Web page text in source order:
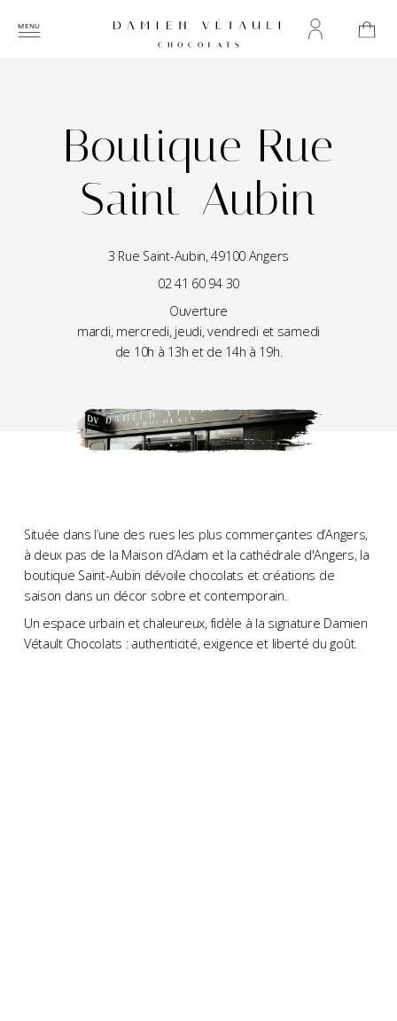
Boutique Rue
Saint-Aubin
3 Rue Saint-Aubin, 49100 Angers
02 41 60 94 30
Ouverture
mardi, mercredi, jeudi, vendredi et samedi
de 10h à 13h et de 14h à 19h.
Située dans l’une des rues les plus commerçantes d’Angers,
à deux pas de la Maison d’Adam et la cathédrale d'Angers, la
boutique Saint-Aubin dévoile chocolats et créations de
saison dans un décor sobre et contemporain.
Un espace urbain et chaleureux, fidèle à la signature Damien
Vétault Chocolats : authenticité, exigence et liberté du goût.